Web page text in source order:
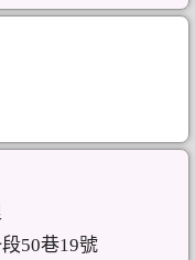
50巷19號